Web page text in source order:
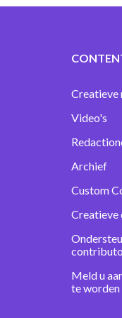
Video's
Archief
Custom
Creatieve
Meld u
te worden